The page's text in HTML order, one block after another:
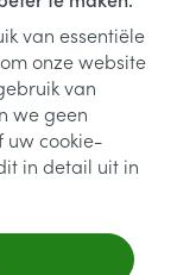
van essentiële
onze website
van
we geen
uw cookie-
in detail uit in